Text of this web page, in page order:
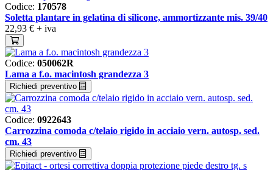
Codice: 170578
Soletta plantare in gelatina di silicone, ammortizzante mis. 39/40
22,93 € + iva
Codice: 050062R
Lama a f.o. macintosh grandezza 3
Richiedi preventivo
Codice: 0922643
Carrozzina comoda c/telaio rigido in acciaio vern. autosp. sed.
cm. 43
Richiedi preventivo